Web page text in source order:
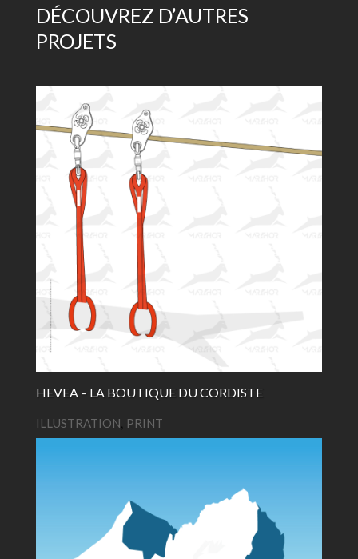
DÉCOUVREZ D’AUTRES
PROJETS
HEVEA – LA BOUTIQUE DU CORDISTE
ILLUSTRATION, PRINT